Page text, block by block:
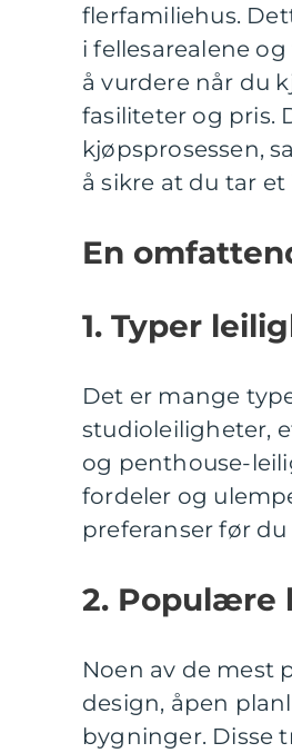
flerfamiliehus.
i fellesarealene
å vurdere når du
fasiliteter og pris.
kjøpsprosessen,
å sikre at du tar
En
1. Typer
Det er mange
studioleiligheter,
og penthouse-
fordeler og
preferanser før
2. Populære
Noen av de
design, åpen
bygninger. Disse